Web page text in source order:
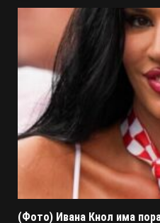
(Фото) Ивана Кнол има